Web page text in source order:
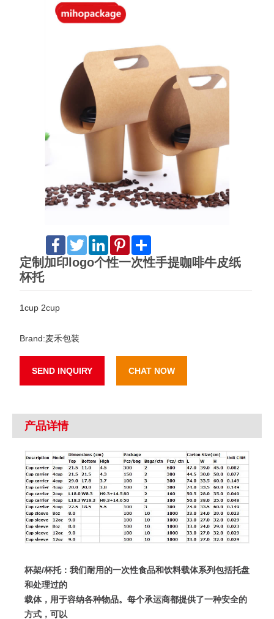
FacebookTwitterLinkedInPinterest
定制加印logo个性一次性手提咖啡牛皮纸
杯托
1cup 2cup
Brand:麦禾包装
SEND INQUIRY CHAT NOW
产品详情
杯架/杯托：我们耐用的一次性食品和饮料载体系列包括托盘
和处理过的
载体，用于容纳各种物品。 每个承运商都提供了一种安全的
方式，可以